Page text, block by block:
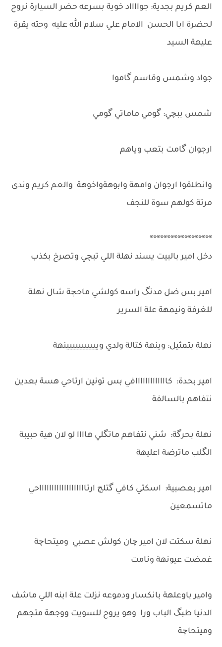
العم كريم بجدية: جوااااد خوية بسرعه حضر السيارة نروح
لحضرة ابا الحسن الامام علي سلام الله عليه وحته يقرة
عليهة السيد
جواد وشمس وقاسم گاموا
شمس ببچي: گومي ماماتي گومي
ارجوان گامت بتعب وياهم
وانطلقوا ارجوان وامهة وابوهةواخوهة والعم كريم وندى
مرتة كولهم سوة للنجف
®®®®®®®®®®®®®®®®®®
دخل امير بالبيت يسند نهلة اللي تبچي وتصرخ بكذب
امير بس ضل مدنگ راسه كولشي ماحچة شال نهلة
للغرفة ونيمهة علة السرير
نهلة بتمثيل: وينهة كتالة ولدي وييييييييييينهة
امير بحدة: كااااااااااااافي بس تونين ارتاحي هسة بعدين
نتفاهم بالسالفة
نهلة بحرگة: شني نتفاهم ماتگلي هاااا لو لان هية حبيبة
الگلب ماترضة اعليهة
امير بعصبية: اسكتي كافي گتلچ ارتاااااااااااااااااااحي
ماتسمعين
نهلة سكتت لان امير چان كولش عصبي وميتحاچة
غمضت عيونهة ونامت
وامير باوعلهة بانكسار ودموعه نزلت علة ابنه اللي ماشف
الدنيا طبگ الباب ورا وهو يروح للسويت ووجهة متجهم
وميتحاچة